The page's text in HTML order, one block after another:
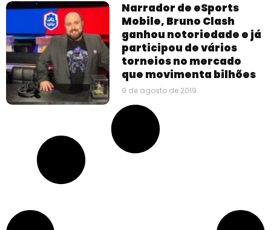
Narrador de eSports
Mobile, Bruno Clash
ganhou notoriedade e já
participou de vários
torneios no mercado
que movimenta bilhões
9 de agosto de 2019